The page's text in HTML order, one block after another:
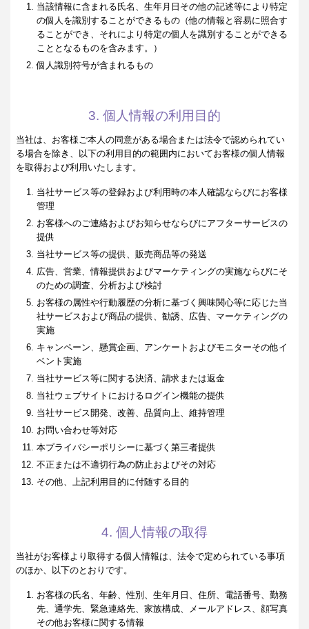
当該情報に含まれる氏名、生年月日その他の記述等により特定
の個人を識別することができるもの（他の情報と容易に照合す
ることができ、それにより特定の個人を識別することができる
こととなるものを含みます。）
個人識別符号が含まれるもの
3. 個人情報の利用目的
当社は、お客様ご本人の同意がある場合または法令で認められてい
る場合を除き、以下の利用目的の範囲内においてお客様の個人情報
を取得および利用いたします。
当社サービス等の登録および利用時の本人確認ならびにお客様
管理
お客様へのご連絡およびお知らせならびにアフターサービスの
提供
当社サービス等の提供、販売商品等の発送
広告、営業、情報提供およびマーケティングの実施ならびにそ
のための調査、分析および検討
お客様の属性や行動履歴の分析に基づく興味関心等に応じた当
社サービスおよび商品の提供、勧誘、広告、マーケティングの
実施
キャンペーン、懸賞企画、アンケートおよびモニターその他イ
ベント実施
当社サービス等に関する決済、請求または返金
当社ウェブサイトにおけるログイン機能の提供
当社サービス開発、改善、品質向上、維持管理
お問い合わせ等対応
本プライバシーポリシーに基づく第三者提供
不正または不適切行為の防止およびその対応
その他、上記利用目的に付随する目的
4. 個人情報の取得
当社がお客様より取得する個人情報は、法令で定められている事項
のほか、以下のとおりです。
お客様の氏名、年齢、性別、生年月日、住所、電話番号、勤務
先、通学先、緊急連絡先、家族構成、メールアドレス、顔写真
その他お客様に関する情報